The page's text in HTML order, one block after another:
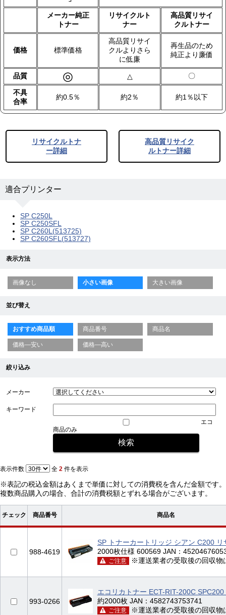
メーカー純正
トナー
リサイクルト
ナー
高品質リサイ
クルトナー
価格 標準価格
高品質リサイ
クルよりさら
に低廉
再生品のため
純正より廉価
品質 ◎ △ 〇
不具
合率
約0.5％ 約2％ 約1％以下
リサイクルトナ
ー詳細
高品質リサイク
ルトナー詳細
適合プリンター
SP C250L
SP C250SFL
SP C260L(513725)
SP C260SFL(513727)
表示方法
画像なし 小さい画像 大きい画像
並び替え
おすすめ商品順 商品番号 商品名
価格—安い 価格—高い
絞り込み
メーカー
キーワード
エコ
商品のみ
表示件数 全 2 件を表示
※表記の税込金額はあくまで単価に対しての消費税を含んだ金額です。
複数商品購入の場合、合計の消費税額とずれる場合がございます。
チェック 商品番号 商品名
988-4619
SP トナーカートリッジ シアン C200 リ
2000枚仕様 600569 JAN：
ご注意 ※運送業者の受取後の回収
993-0266
エコリカトナー ECT-RIT-200C
約2000枚 JAN：4582743753741
ご注意 ※運送業者の受取後の回収